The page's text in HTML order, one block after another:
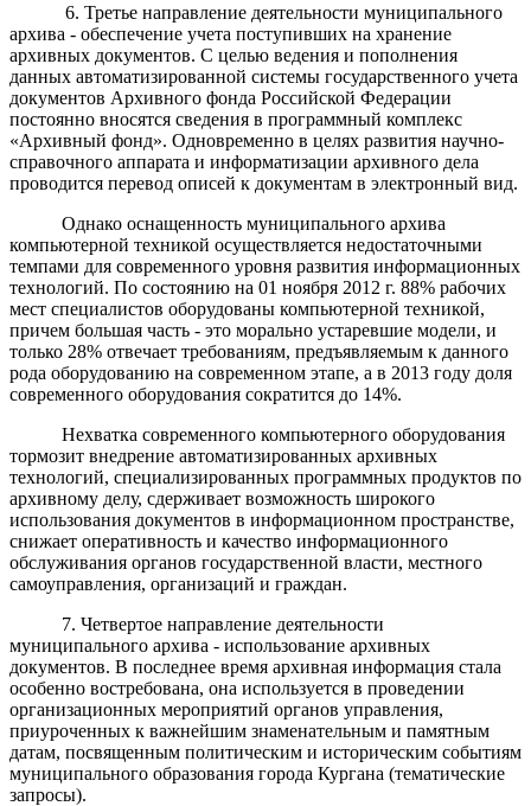
6. Третье направление деятельности муниципального
архива - обеспечение учета поступивших на хранение
архивных документов. С целью ведения и пополнения
данных автоматизированной системы государственного учета
документов Архивного фонда Российской Федерации
постоянно вносятся сведения в программный комплекс
«Архивный фонд». Одновременно в целях развития научно-
справочного аппарата и информатизации архивного дела
проводится перевод описей к документам в электронный вид.
Однако оснащенность муниципального архива
компьютерной техникой осуществляется недостаточными
темпами для современного уровня развития информационных
технологий. По состоянию на 01 ноября 2012 г. 88% рабочих
мест специалистов оборудованы компьютерной техникой,
причем большая часть - это морально устаревшие модели, и
только 28% отвечает требованиям, предъявляемым к данного
рода оборудованию на современном этапе, а в 2013 году доля
современного оборудования сократится до 14%.
Нехватка современного компьютерного оборудования
тормозит внедрение автоматизированных архивных
технологий, специализированных программных продуктов по
архивному делу, сдерживает возможность широкого
использования документов в информационном пространстве,
снижает оперативность и качество информационного
обслуживания органов государственной власти, местного
самоуправления, организаций и граждан.
7. Четвертое направление деятельности
муниципального архива - использование архивных
документов. В последнее время архивная информация стала
особенно востребована, она используется в проведении
организационных мероприятий органов управления,
приуроченных к важнейшим знаменательным и памятным
датам, посвященным политическим и историческим событиям
муниципального образования города Кургана (тематические
запросы).